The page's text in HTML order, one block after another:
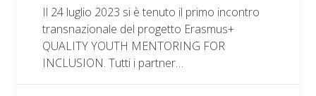
Il 24 luglio 2023 si è tenuto il primo incontro
transnazionale del progetto Erasmus+
QUALITY YOUTH MENTORING FOR
INCLUSION. Tutti i partner…